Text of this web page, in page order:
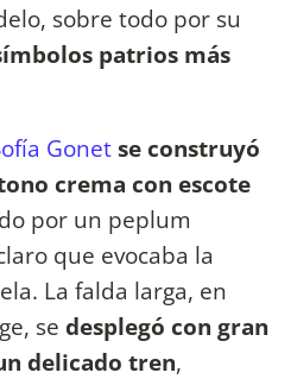
sobre todo por su
patrios más
Gonetse construyó
crema con escote
por un peplum
que evocaba la
La falda larga, en
se desplegó con gran
delicado tren,